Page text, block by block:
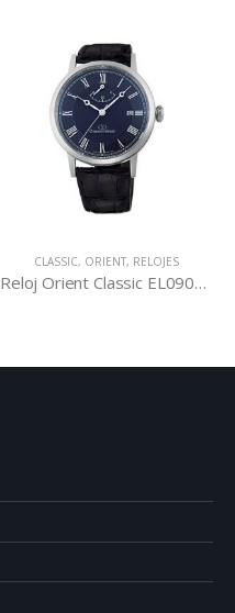
CLASSIC, ORIENT, RELOJES
Reloj Orient Classic EL09003D